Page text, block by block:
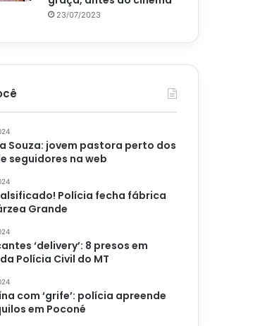
23/07/2023
Souza: jovem pastora perto dos
seguidores na web
Polícia fecha fábrica
Grande
‘delivery’: 8 presos em
Polícia Civil do MT
com ‘grife’: polícia apreende
em Poconé